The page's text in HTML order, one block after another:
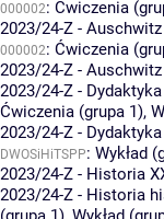
000002: Ćwiczenia
2023/24-Z -
000002: Ćwiczenia
2023/24-Z -
2023/24-Z -
Ćwiczenia (grupa 1),
2023/24-Z -
DWOSiHiTSPP: Wykład
2023/24-Z - Historia
2023/24-Z - Historia